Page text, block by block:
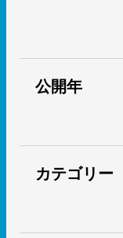
公開年
カテゴリー